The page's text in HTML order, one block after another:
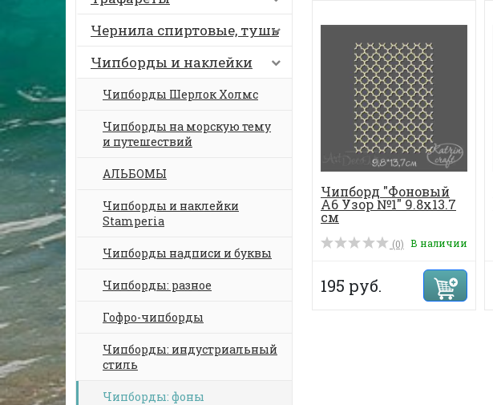
Чернила спиртовые, тушь
Чипборды и наклейки
Чипборды Шерлок Холмс
Чипборды на морскую тему
и путешествий
АЛЬБОМЫ
Чипборды и наклейки
Stamperia
Чипборды надписи и буквы
Чипборды: разное
Гофро-чипборды
Чипборды: индустриальный
стиль
Чипборды: фоны
Чипборд "Фоновый
А6 Узор №1" 9.8х13.7
см
(0) В наличии
195 руб.